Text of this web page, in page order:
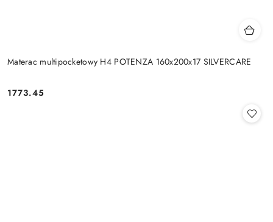
Materac multipocketowy H4 POTENZA 160x200x17 SILVERCARE
Cena:
1773.45